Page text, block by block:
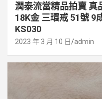
潤泰流當精品拍賣 真
18K金 三環戒 51號 9
KS030
2023 年 3 月 10 日 admin